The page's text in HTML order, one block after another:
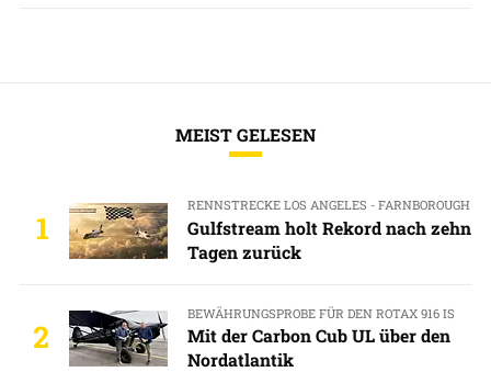
MEIST GELESEN
1
RENNSTRECKE LOS ANGELES - FARNBOROUGH
Gulfstream holt Rekord nach zehn
Tagen zurück
2
BEWÄHRUNGSPROBE FÜR DEN ROTAX 916 IS
Mit der Carbon Cub UL über den
Nordatlantik